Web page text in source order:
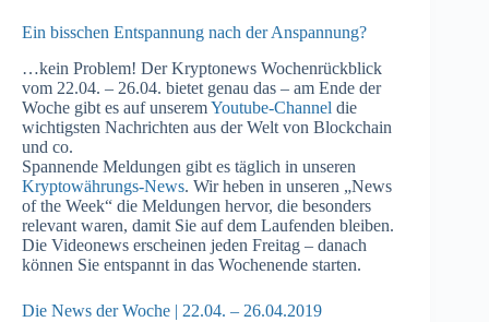
Ein bisschen Entspannung nach der Anspannung?
…kein Problem! Der Kryptonews Wochenrückblick
vom 22.04. – 26.04. bietet genau das – am Ende der
Woche gibt es auf unseremYoutube-Channel die
wichtigsten Nachrichten aus der Welt von Blockchain
und co.
Spannende Meldungen gibt es täglich in unseren
Kryptowährungs-News. Wir heben in unseren „News
of the Week“ die Meldungen hervor, die besonders
relevant waren, damit Sie auf dem Laufenden bleiben.
Die Videonews erscheinen jeden Freitag – danach
können Sie entspannt in das Wochenende starten.
Die News der Woche | 22.04. – 26.04.2019